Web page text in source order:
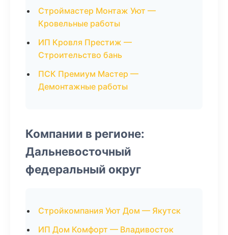
Строймастер Монтаж Уют —
Кровельные работы
ИП Кровля Престиж —
Строительство бань
ПСК Премиум Мастер —
Демонтажные работы
Компании в регионе:
Дальневосточный
федеральный округ
Стройкомпания Уют Дом — Якутск
ИП Дом Комфорт — Владивосток